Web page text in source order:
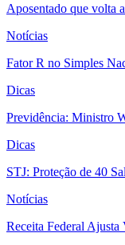
Aposentado que volta
Notícias
Fator R no Simples
Dicas
Previdência: Ministro
Dicas
STJ: Proteção de 40
Notícias
Receita Federal Ajusta